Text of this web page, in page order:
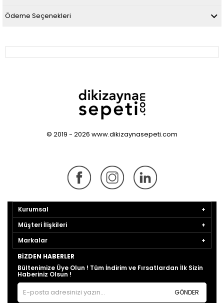
Ödeme Seçenekleri
© 2019 - 2026 www.dikizaynasepeti.com
Kurumsal
Müşteri İlişkileri
Markalar
BIZDEN HABERLER
Bültenimize Üye Olun ! Tüm İndirim ve Fırsatlardan İlk Sizin
Haberiniz Olsun !
GÖNDER